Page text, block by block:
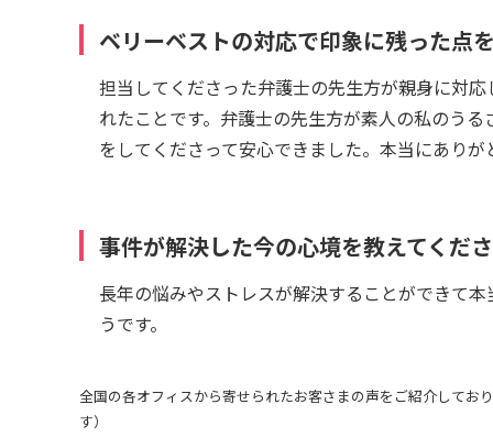
ベリーベストの対応で印象に残った点
担当してくださった弁護士の先生方が親身に対
れたことです。弁護士の先生方が素人の私のう
をしてくださって安心できました。本当にあり
事件が解決した今の心境を教えてくだ
長年の悩みやストレスが解決することができて
うです。
全国の各オフィスから寄せられたお客さまの声をご紹介して
す）